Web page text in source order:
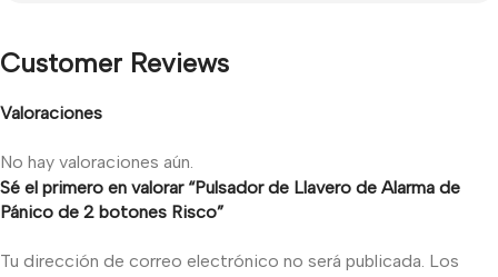
Customer Reviews
Valoraciones
No hay valoraciones aún.
Sé el primero en valorar “Pulsador de Llavero de Alarma de
Pánico de 2 botones Risco”
Tu dirección de correo electrónico no será publicada. Los